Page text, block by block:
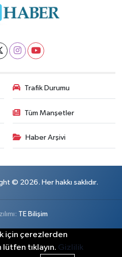
Trafik Durumu
Tüm Manşetler
Haber Arşivi
© 2026. Her hakkı saklıdır.
TE Bilişim
için çerezlerden
tıklayın. Gizlilik